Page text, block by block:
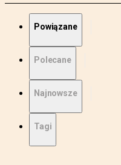
Powiązane
Polecane
Najnowsze
Tagi